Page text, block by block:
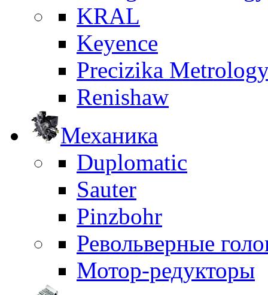
KRAL
Keyence
Precizika
Renishaw
Механика
Duplomatic
Sauter
Pinzbohr
Револьверные
Мотор-редукторы